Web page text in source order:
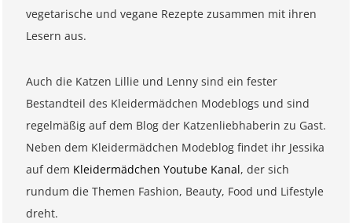
vegetarische und vegane Rezepte zusammen mit ihren
Lesern aus.
Auch die Katzen Lillie und Lenny sind ein fester
Bestandteil des Kleidermädchen Modeblogs und sind
regelmäßig auf dem Blog der Katzenliebhaberin zu Gast.
Neben dem Kleidermädchen Modeblog findet ihr Jessika
auf dem Kleidermädchen Youtube Kanal, der sich
rundum die Themen Fashion, Beauty, Food und Lifestyle
dreht.